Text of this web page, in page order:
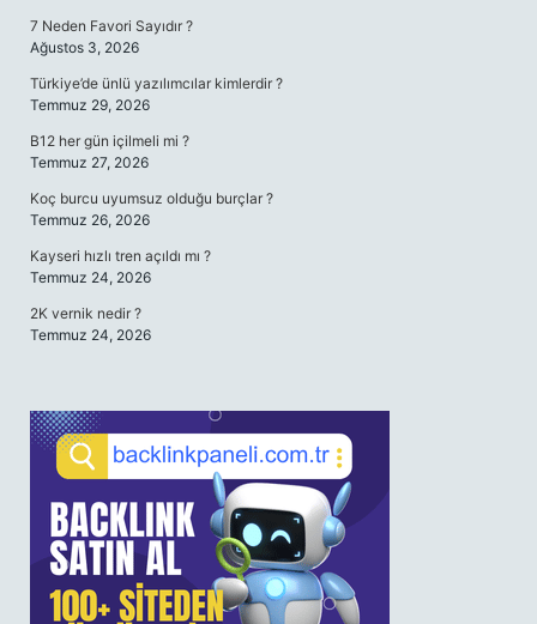
7 Neden Favori Sayıdır ?
Ağustos 3, 2026
Türkiye’de ünlü yazılımcılar kimlerdir ?
Temmuz 29, 2026
B12 her gün içilmeli mi ?
Temmuz 27, 2026
Koç burcu uyumsuz olduğu burçlar ?
Temmuz 26, 2026
Kayseri hızlı tren açıldı mı ?
Temmuz 24, 2026
2K vernik nedir ?
Temmuz 24, 2026